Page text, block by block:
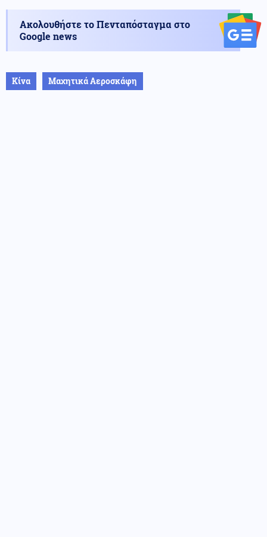
Ακολουθήστε το Πενταπόσταγμα στο
Google news
Κίνα Μαχητικά Αεροσκάφη